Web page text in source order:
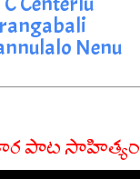
Nenu
పాట సాహిత్యం